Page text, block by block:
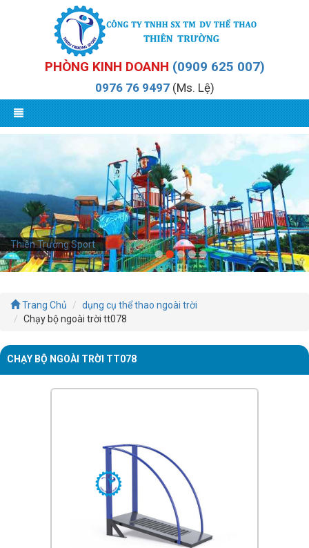
PHÒNG KINH DOANH (0909 625 007)
0976 76 9497(Ms. Lệ)
Thiên Trường Sport
Trang Chủ
dụng cụ thể thao ngoài trời
Chạy bộ ngoài trời tt078
CHẠY BỘ NGOÀI TRỜI TT078